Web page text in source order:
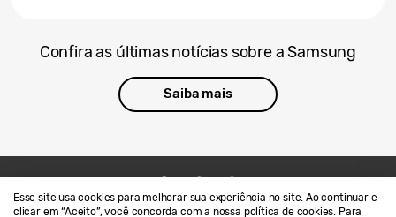
Esse site usa cookies para melhorar sua experiência no site. Ao continuar e
clicar em “Aceito”, você concorda com a nossa política de cookies. Para
Confira as últimas notícias sobre a Samsung
Saiba mais
Contato SAMSUNG.COM